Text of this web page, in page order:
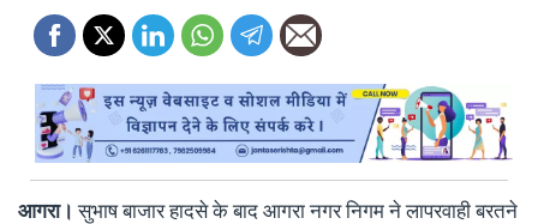
आगरा।सुभाष बाजार हादसे के बाद आगरा नगर निगम ने लापरवाही बरतने